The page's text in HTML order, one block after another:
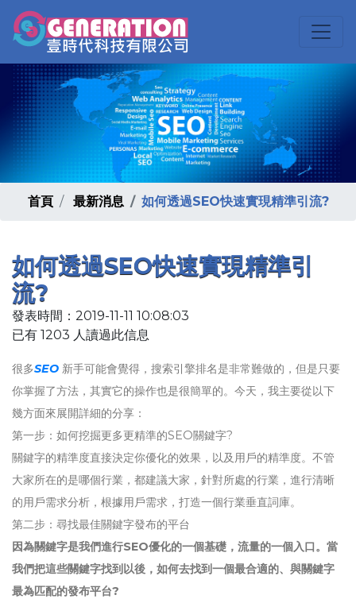
首頁 最新消息 如何透過SEO快速實現精準引流?
如何透過SEO快速實現精準引
流?
發表時間：2019-11-11 10:08:03
已有 1203 人讀過此信息
很多SEO 新手可能會覺得，搜索引擎排名是非常難做的，但是只要
你掌握了方法，其實它的操作也是很簡單的。今天，我主要從以下
幾方面來展開詳細的分享：
第一步：如何挖掘更多更精準的SEO關鍵字?
關鍵字的精準度直接決定你優化的效果，以及用戶的精準度。不管
大家所在的是哪個行業，都建議大家，針對所處的行業，進行清晰
的用戶需求分析，根據用戶需求，打造一個行業垂直詞庫。
第二步：尋找最佳關鍵字發布的平台
因為關鍵字是我們進行SEO優化的一個基礎，流量的一個入口。當
我們把這些關鍵字找到以後，如何去找到一個最合適的、與關鍵字
最為匹配的發布平台?